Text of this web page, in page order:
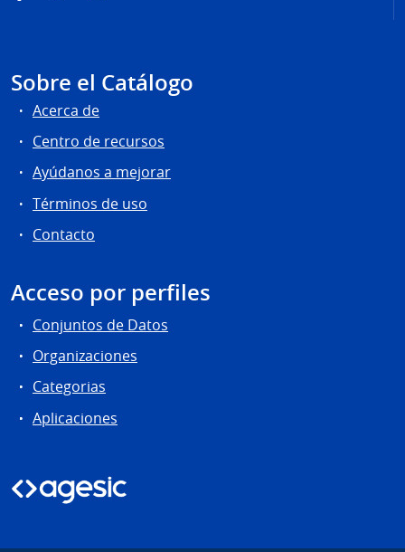
Sobre el Catálogo
Acerca de
Centro de recursos
Ayúdanos a mejorar
Términos de uso
Contacto
Acceso por perfiles
Conjuntos de Datos
Organizaciones
Categorias
Aplicaciones